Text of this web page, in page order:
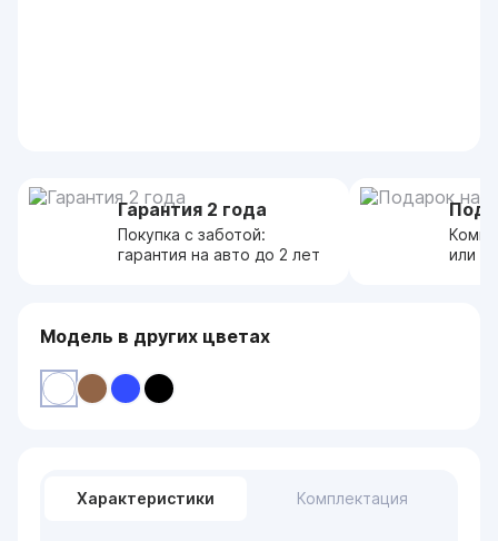
Гарантия 2 года
Покупка с заботой:
гарантия на авто до 2 лет
или
Модель в других цветах
Характеристики Комплектация